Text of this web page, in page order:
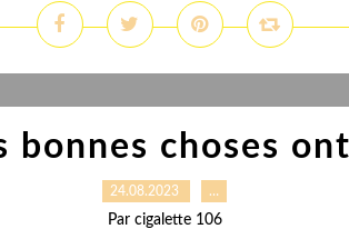
bonnes choses
24.08.2023 …
Par cigalette 106